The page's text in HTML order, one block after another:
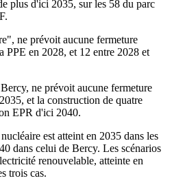
plus d'ici 2035, sur les 58 du parc
ne prévoit aucune fermeture
PPE en 2028, et 12 entre 2028 et
ne prévoit aucune fermeture
et la construction de quatre
EPR d'ici 2040.
est atteint en 2035 dans les
dans celui de Bercy. Les scénarios
renouvelable, atteinte en
trois cas.